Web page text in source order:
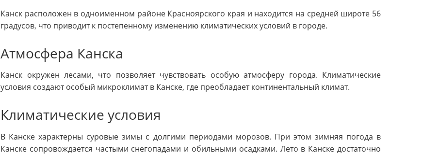
Канск расположен в одноименном районе Красноярского края и находится на средней широте 56
градусов, что приводит к постепенному изменению климатических условий в городе.
Атмосфера Канска
Канск окружен лесами, что позволяет чувствовать особую атмосферу города. Климатические
условия создают особый микроклимат в Канске, где преобладает континентальный климат.
Климатические условия
В Канске характерны суровые зимы с долгими периодами морозов. При этом зимняя погода в
Канске сопровождается частыми снегопадами и обильными осадками. Лето в Канске достаточно